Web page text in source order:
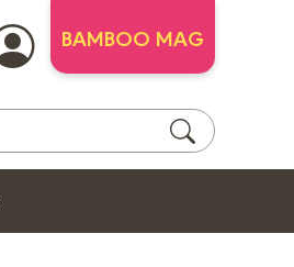
BAMBOO MAG